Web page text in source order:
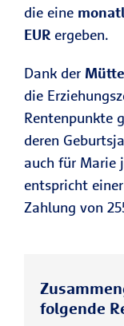
die eine
EUR ergeben.
Dank der
die
Rentenpunkte
deren
auch für Marie
entspricht
Zahlung von
folgende